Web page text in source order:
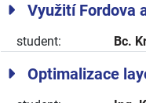
Využití Fordova
student: Bc.
Optimalizace